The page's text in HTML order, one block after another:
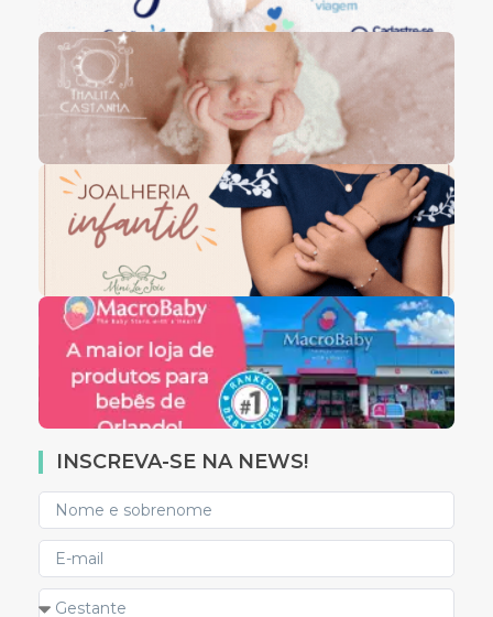
INSCREVA-SE NA NEWS!